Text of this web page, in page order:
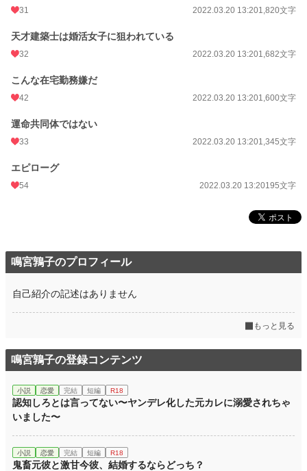
31 2022.03.20 13:201,820文字
天才建築士は婚活女子に狙われている
32 2022.03.20 13:201,682文字
こんな在宅勤務嫌だ
42 2022.03.20 13:201,600文字
運命共同体ではない
33 2022.03.20 13:201,345文字
エピローグ
54 2022.03.20 13:20195文字
鳴宮鶉子のプロフィール
自己紹介の記述はありません
もっと見る
鳴宮鶉子の登録コンテンツ
小説 恋愛 完結 短編 R18
認知しろとは言ってない〜ヤンデレ化した元カレに溺愛されちゃ
いました〜
小説 恋愛 完結 短編 R18
鬼畜元彼と激甘今彼、結婚するならどっち？